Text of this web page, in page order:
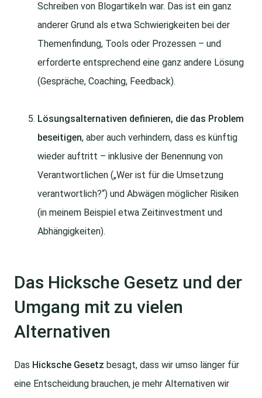
Schreiben von Blogartikeln war. Das ist ein ganz
anderer Grund als etwa Schwierigkeiten bei der
Themenfindung, Tools oder Prozessen – und
erforderte entsprechend eine ganz andere Lösung
(Gespräche, Coaching, Feedback).
Lösungsalternativen definieren, die das Problem
beseitigen, aber auch verhindern, dass es künftig
wieder auftritt – inklusive der Benennung von
Verantwortlichen („Wer ist für die Umsetzung
verantwortlich?“) und Abwägen möglicher Risiken
(in meinem Beispiel etwa Zeitinvestment und
Abhängigkeiten).
Das Hicksche Gesetz und der
Umgang mit zu vielen
Alternativen
Das Hicksche Gesetz besagt, dass wir umso länger für
eine Entscheidung brauchen, je mehr Alternativen wir